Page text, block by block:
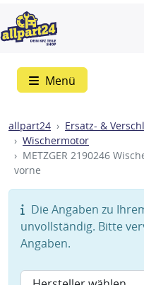
Menü
allpart24 Ersatz- &
Wischermotor
METZGER 2190246
vorne
Die Angaben zu
unvollständig. Bitte
Angaben.